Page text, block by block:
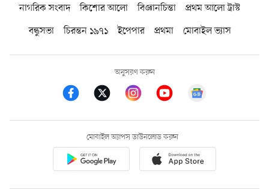
নাগরিক সংবাদ কিশোর আলো বিজ্ঞানচিন্তা
প্রথম আলো ট্রাস্ট
বন্ধুসভা
চিরন্তন ১৯৭১ ইপেপার প্রথমা মোবাইল ভ্যাস
অনুসরণ করুন
মোবাইল অ্যাপস ডাউনলোড করুন